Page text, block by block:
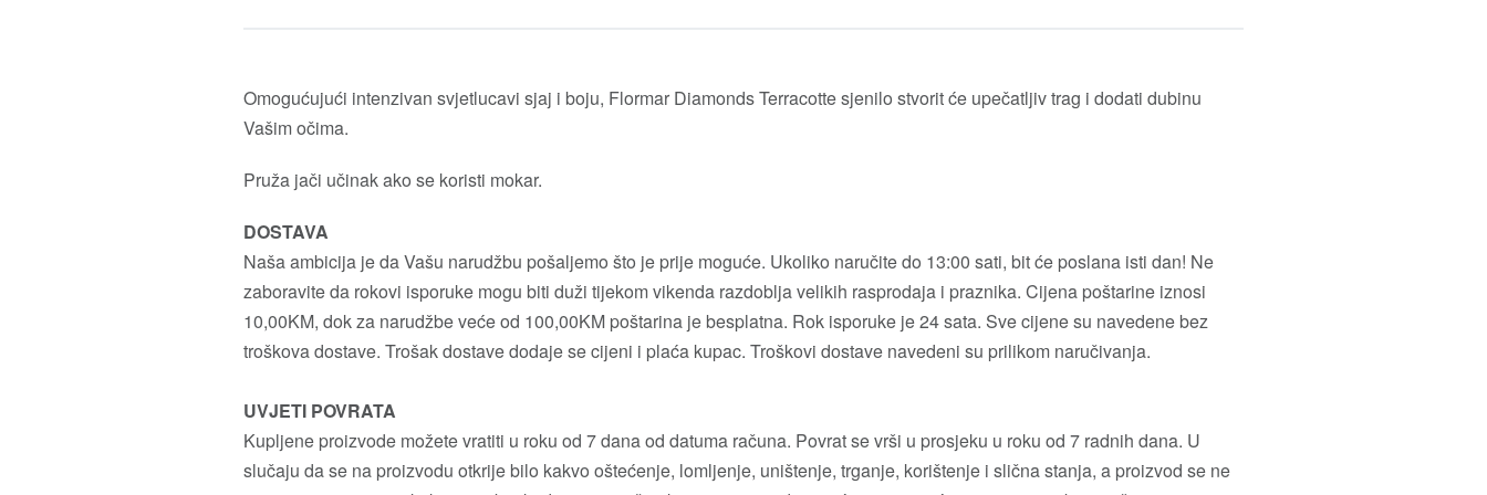
Omogućujući intenzivan svjetlucavi sjaj i boju, Flormar Diamonds Terracotte sjenilo stvorit će upečatljiv trag i dodati dubinu
Vašim očima.
Pruža jači učinak ako se koristi mokar.
DOSTAVA
Naša ambicija je da Vašu narudžbu pošaljemo što je prije moguće. Ukoliko naručite do 13:00 sati, bit će poslana isti dan! Ne
zaboravite da rokovi isporuke mogu biti duži tijekom vikenda razdoblja velikih rasprodaja i praznika. Cijena poštarine iznosi
10,00KM, dok za narudžbe veće od 100,00KM poštarina je besplatna. Rok isporuke je 24 sata. Sve cijene su navedene bez
troškova dostave. Trošak dostave dodaje se cijeni i plaća kupac. Troškovi dostave navedeni su prilikom naručivanja.
UVJETI POVRATA
Kupljene proizvode možete vratiti u roku od 7 dana od datuma računa. Povrat se vrši u prosjeku u roku od 7 radnih dana. U
slučaju da se na proizvodu otkrije bilo kakvo oštećenje, lomljenje, uništenje, trganje, korištenje i slična stanja, a proizvod se ne